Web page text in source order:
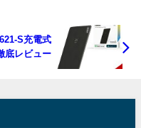
S充電式
底レビュー